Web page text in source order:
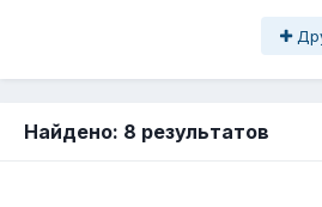
Найдено: 8 результатов